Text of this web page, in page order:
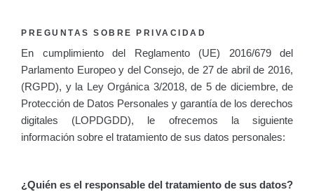
PREGUNTAS SOBRE PRIVACIDAD
En cumplimiento del Reglamento (UE) 2016/679 del
Parlamento Europeo y del Consejo, de 27 de abril de 2016,
(RGPD), y la Ley Orgánica 3/2018, de 5 de diciembre, de
Protección de Datos Personales y garantía de los derechos
digitales (LOPDGDD), le ofrecemos la siguiente
información sobre el tratamiento de sus datos personales:
¿Quién es el responsable del tratamiento de sus datos?